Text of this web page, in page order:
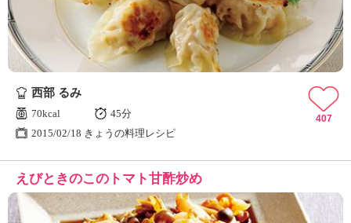
西部 るみ
70kcal
45分
2015/02/18 きょうの料理レシピ
407
えびときのこのトマト甘酢炒め